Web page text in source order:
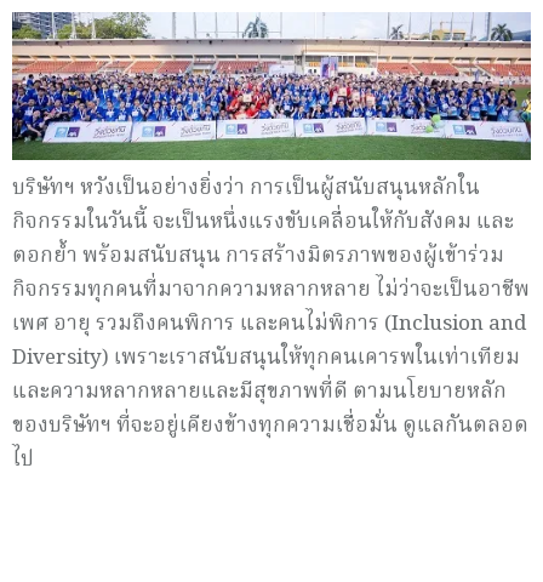
บริษัทฯ หวังเป็นอย่างยิ่งว่า การเป็นผู้สนับสนุนหลักใน
กิจกรรมในวันนี้ จะเป็นหนึ่งแรงขับเคลื่อนให้กับสังคม และ
ตอกย้ำ พร้อมสนับสนุน การสร้างมิตรภาพของผู้เข้าร่วม
กิจกรรมทุกคนที่มาจากความหลากหลาย ไม่ว่าจะเป็นอาชีพ
เพศ อายุ รวมถึงคนพิการ และคนไม่พิการ (Inclusion and
Diversity) เพราะเราสนับสนุนให้ทุกคนเคารพในเท่าเทียม
และความหลากหลายและมีสุขภาพที่ดี ตามนโยบายหลัก
ของบริษัทฯ ที่จะอยู่เคียงข้างทุกความเชื่อมั่น ดูแลกันตลอด
ไป